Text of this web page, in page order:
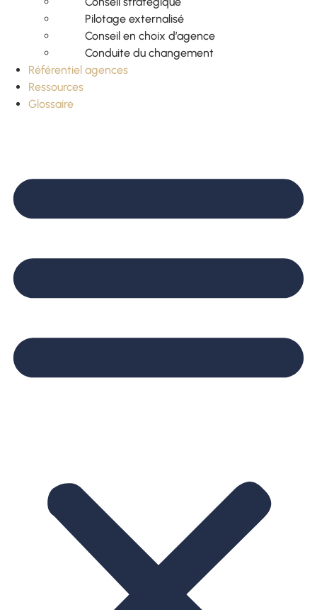
Pilotage externalisé
Conseil en choix d’agence
Conduite du changement
Référentiel agences
Ressources
Glossaire